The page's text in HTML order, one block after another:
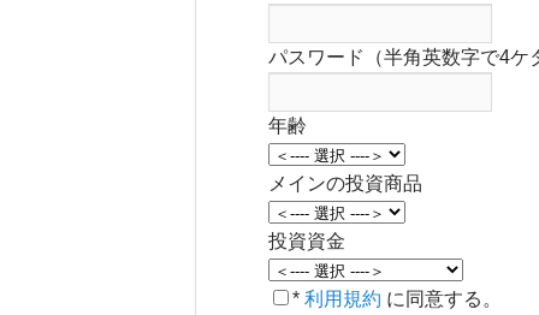
パスワード（半角英数字で4ケ
年齢
メインの投資商品
投資資金
* 利用規約 に同意する。